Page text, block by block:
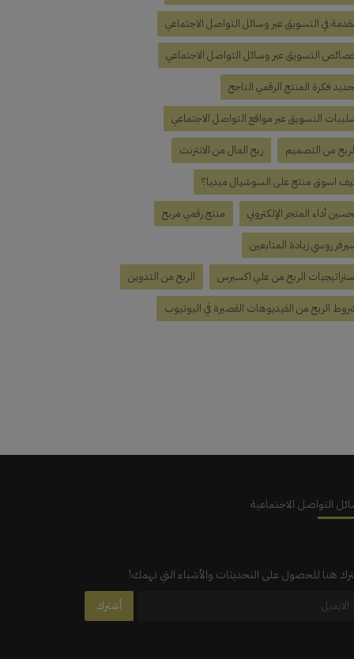
في التسويق عبر وسائل التواصل الاجتماعي
التسويق عبر وسائل التواصل الاجتماعي
فكرة المنتج الرقمي الناجح
التسويق عبر مواقع التواصل الاجتماعي
من التصميم ربح المال من الانترنت
اسوق منتج على السوشيال ميديا؟
أداء المتجر الإلكتروني منتج رقمي مربح
روسي زيادة المتابعين
الربح من علي اكسبرس الربح من التدوين
الربح من الفيديوهات القصيرة في اليوتيوب
التواصل الاجتماعية
هنا للحصول على التحديثات والأشياء التي تهمك!
أشترك